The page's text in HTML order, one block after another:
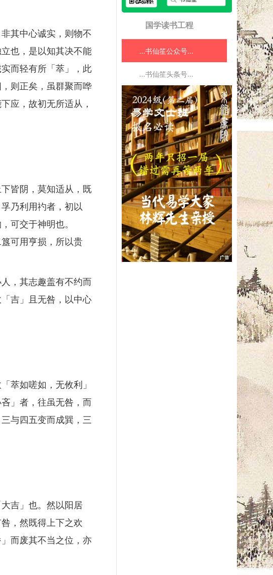
国学读书工程
...书仙笙公众号...
...书仙笙头条号...
其中心诚实，则物不
也，是以知其决不能
而轻有所「萃」，此
则正矣，虽群聚而哗
应，故初无所适从，
皆阴，莫知适从，既
乃利用礿者，初以
可交于神明也。
可用亨损，所以贵
，其志趣盖有不约而
吉」且无咎，以中心
萃如嗟如，无攸利」
」者，往虽无咎，而
与四五变而成巽，三
吉」也。然以阳居
，然既得上下之欢
而废其不当之位，亦